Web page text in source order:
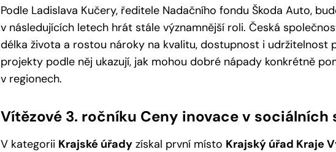
Podle Ladislava Kučery, ředitele Nadačního fondu Škoda Auto,
v následujících letech hrát stále významnější roli. Česká
délka života a rostou nároky na kvalitu, dostupnost i udržitelnost
projekty podle něj ukazují, jak mohou dobré nápady konkrétně
v regionech.
Vítězové 3. ročníku Ceny inovace v sociálních
V kategorii Krajské úřady získal první místo Krajský úřad Kraje